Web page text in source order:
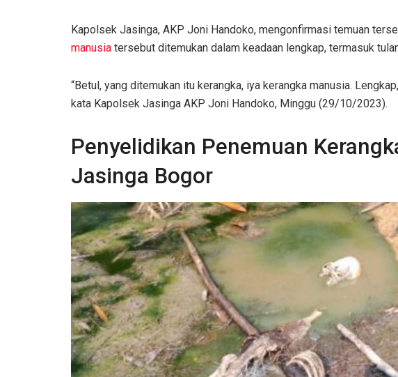
Kapolsek Jasinga, AKP Joni Handoko, mengonfirmasi temuan
manusia tersebut ditemukan dalam keadaan lengkap, termasuk
“Betul, yang ditemukan itu kerangka, iya kerangka manusia.
kata Kapolsek Jasinga AKP Joni Handoko, Minggu (29/10/2023).
Penyelidikan Penemuan
Jasinga Bogor